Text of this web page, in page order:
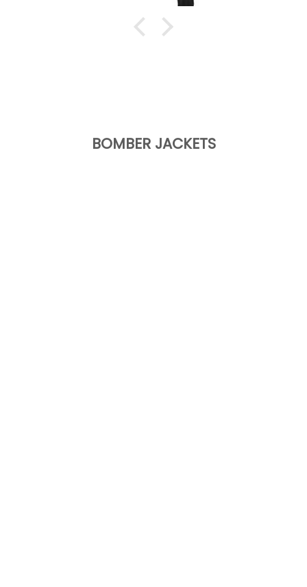
BOMBER JACKETS